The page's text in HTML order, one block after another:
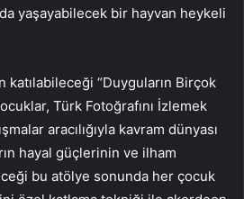
yaşayabilecek bir hayvan heykeli
katılabileceği “Duyguların Birçok
Türk Fotoğrafını İzlemek
aracılığıyla kavram dünyası
hayal güçlerinin ve ilham
bu atölye sonunda her çocuk